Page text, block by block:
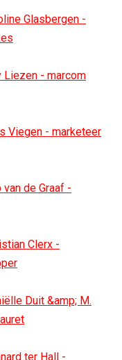
Glasbergen -
Liezen - marcom
Viegen - marketeer
van de Graaf -
Clerx -
Duit &amp; M.
ter Hall -